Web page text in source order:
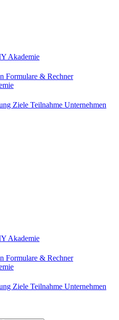
Akademie
Formulare & Rechner
Ziele Teilnahme Unternehmen
Akademie
Formulare & Rechner
Ziele Teilnahme Unternehmen